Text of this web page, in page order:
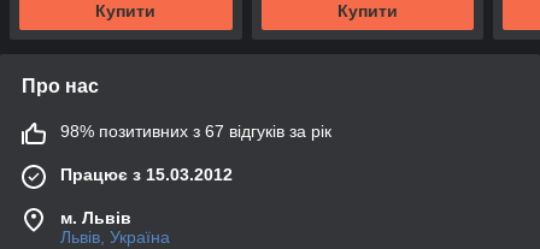
Купити Купити
Про нас
98% позитивних з 67 відгуків за рік
Працює з 15.03.2012
м. Львів
Львів, Україна